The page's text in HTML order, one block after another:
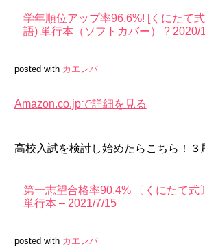
学年順位アップ率96.6%! [くにたて
語) 単行本（ソフトカバー） ? 2020/
posted with カエレバ
Amazon.co.jpで詳細を見る
高校入試を検討し始めたらこちら！３
第一志望合格率90.4% 〔くにたて式
単行本 – 2021/7/15
posted with カエレバ